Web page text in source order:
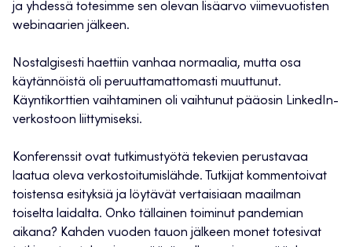
ja yhdessä totesimme sen olevan lisäarvo viimevuotisten
webinaarien jälkeen.
Nostalgisesti haettiin vanhaa normaalia, mutta osa
käytännöistä oli peruuttamattomasti muuttunut.
Käyntikorttien vaihtaminen oli vaihtunut pääosin LinkedIn-
verkostoon liittymiseksi.
Konferenssit ovat tutkimustyötä tekevien perustavaa
laatua oleva verkostoitumislähde. Tutkijat kommentoivat
toistensa esityksiä ja löytävät vertaisiaan maailman
toiselta laidalta. Onko tällainen toiminut pandemian
aikana? Kahden vuoden tauon jälkeen monet totesivat